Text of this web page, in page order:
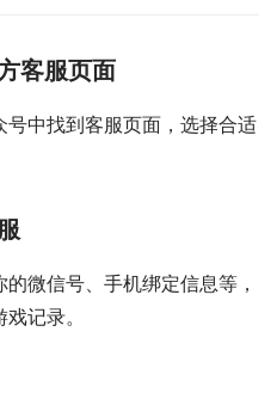
客服页面
中找到客服页面，选择合适
微信号、手机绑定信息等，
记录。